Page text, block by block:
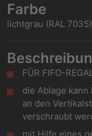
Farbe
lichtgrau (RAL 7035)
FÜR FIFO-
die Ablage
an den
verschraubt